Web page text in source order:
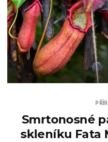
Smrtonosné
skleníku Fata